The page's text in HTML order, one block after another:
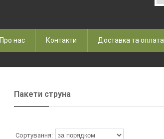
Про нас Контакти Доставка та оплата
Пакети струна